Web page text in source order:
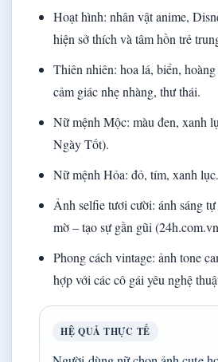
Hoạt hình: nhân vật anime,
hiện sở thích và tâm hồn trẻ
Thiên nhiên: hoa lá, biển,
cảm giác nhẹ nhàng, thư thái.
Nữ mệnh Mộc: màu đen, xanh
Ngày Tốt).
Nữ mệnh Hỏa: đỏ, tím, xanh lục.
Ảnh selfie tươi cười: ánh sáng
mờ – tạo sự gần gũi
Phong cách vintage: ảnh tone
hợp với các cô gái yêu nghệ
HỆ QUẢ THỰC TẾ